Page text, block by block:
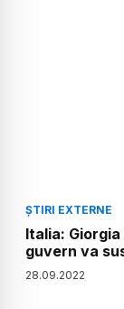
ȘTIRI EXTERNE
Italia:
guvern va
28.09.2022